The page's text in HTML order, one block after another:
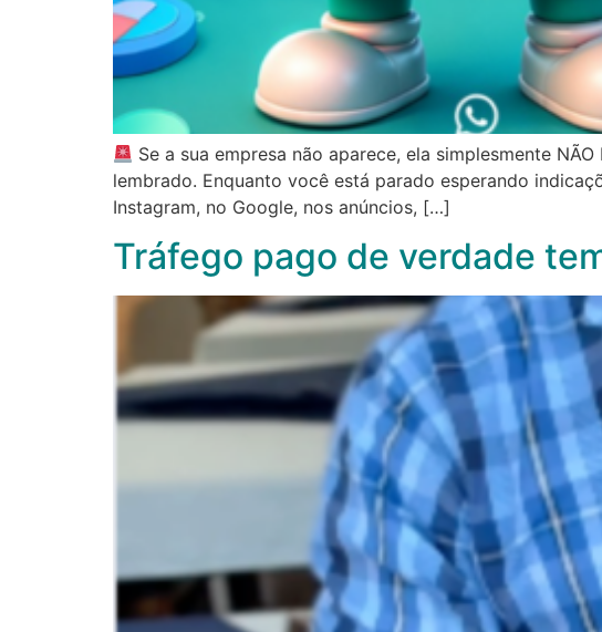
Se a sua empresa não aparece, ela simplesmente
lembrado. Enquanto você está parado esperando
Instagram, no Google, nos anúncios, […]
Tráfego pago de verdade